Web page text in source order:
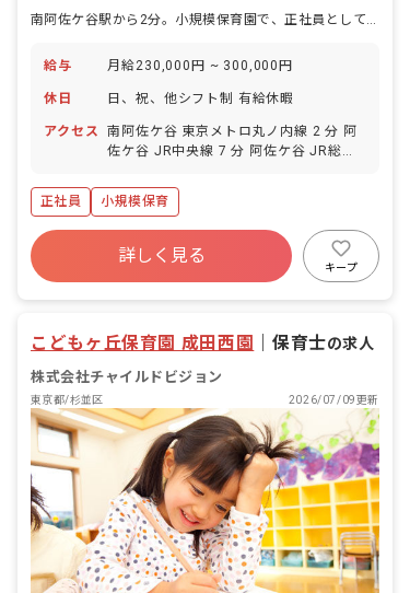
南阿佐ケ谷駅から2分。小規模保育園で、正社員として長く子どもと向き合える仕事です。
給与 月給230,000円 ~ 300,000円
休日 日、祝、他シフト制 有給休暇
アクセス
南阿佐ケ谷 東京メトロ丸ノ内線 2 分 阿
佐ケ谷 JR中央線 7 分 阿佐ケ谷 JR総武
分 高円寺 JR中央線 15 分
正社員 小規模保育
詳しく見る
キープ
こどもヶ丘保育園 成田西園 保育士の求人
株式会社チャイルドビジョン
東京都/杉並区 2026/07/09更新